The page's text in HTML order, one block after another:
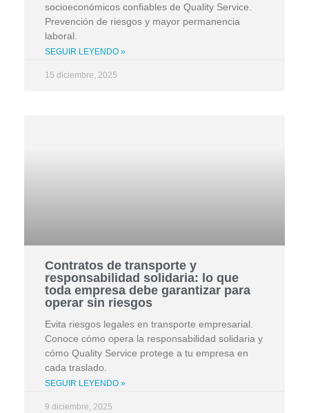
socioeconómicos confiables de Quality Service.
Prevención de riesgos y mayor permanencia
laboral.
SEGUIR LEYENDO »
15 diciembre, 2025
Contratos de transporte y
responsabilidad solidaria: lo que
toda empresa debe garantizar para
operar sin riesgos
Evita riesgos legales en transporte empresarial.
Conoce cómo opera la responsabilidad solidaria y
cómo Quality Service protege a tu empresa en
cada traslado.
SEGUIR LEYENDO »
9 diciembre, 2025